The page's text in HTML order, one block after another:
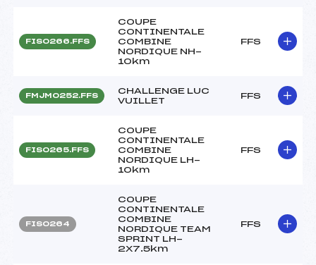
FIS0266.FFS
COUPE
CONTINENTALE
COMBINE
NORDIQUE NH-
10km
FFS
FMJM0252.FFS
CHALLENGE LUC
VUILLET
FFS
FIS0265.FFS
COUPE
CONTINENTALE
COMBINE
NORDIQUE LH-
10km
FFS
FIS0264
COUPE
CONTINENTALE
COMBINE
NORDIQUE TEAM
SPRINT LH-
2X7.5km
FFS